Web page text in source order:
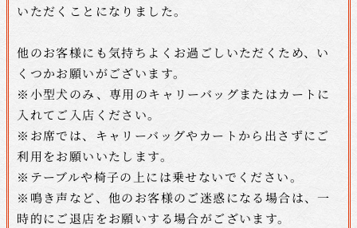
いただくことになりました。
他のお客様にも気持ちよくお過ごしいただくため、い
くつかお願いがございます。
※小型犬のみ、専用のキャリーバッグまたはカートに
入れてご入店ください。
※お席では、キャリーバッグやカートから出さずにご
利用をお願いいたします。
※テーブルや椅子の上には乗せないでください。
※鳴き声など、他のお客様のご迷惑になる場合は、一
時的にご退店をお願いする場合がございます。